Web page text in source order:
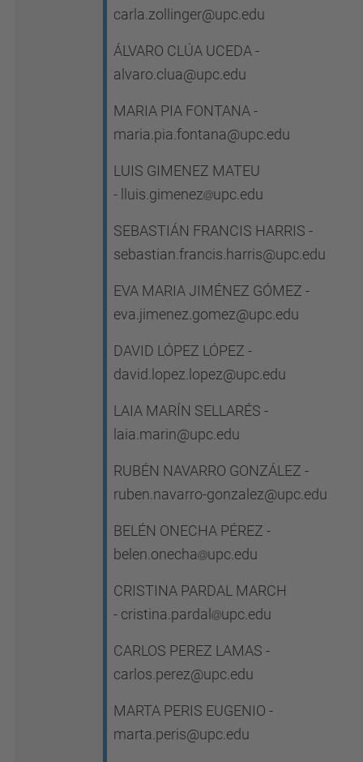
carla.zollinger@upc.edu
ÁLVARO CLÚA UCEDA -
alvaro.clua@upc.edu
MARIA PIA FONTANA -
maria.pia.fontana@upc.edu
LUIS GIMENEZ MATEU
- lluis.gimenez
upc.edu
SEBASTIÁN FRANCIS HARRIS -
sebastian.francis.harris@upc.edu
EVA MARIA JIMÉNEZ GÓMEZ -
eva.jimenez.gomez@upc.edu
DAVID LÓPEZ LÓPEZ -
david.lopez.lopez@upc.edu
LAIA MARÍN SELLARÉS -
laia.marin@upc.edu
RUBÉN NAVARRO GONZÁLEZ -
ruben.navarro-gonzalez@upc.edu
BELÉN ONECHA PÉREZ -
belen.onecha
upc.edu
CRISTINA PARDAL MARCH
- cristina.pardal upc.edu
CARLOS PEREZ LAMAS -
carlos.perez@upc.edu
MARTA PERIS EUGENIO -
marta.peris@upc.edu